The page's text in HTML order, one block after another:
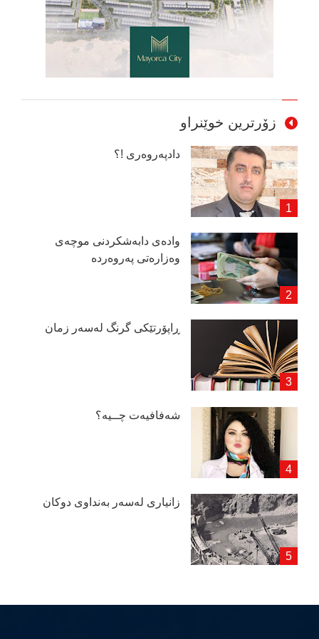
زۆرترین خوێنراو
دادپەروەری !؟
وادەی دابەشكردنی موچەی
وەزارەتی پەروەردە
ڕاپۆرتێكی گرنگ لەسەر زمان
شەفافیەت چــیە؟
زانیاری لەسەر بەنداوی دوكان